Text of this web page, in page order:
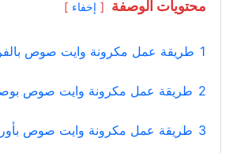
محتويات الوصفة إخفاء
1 طريقة عمل مكرونة وايت صوص
2 طريقة عمل مكرونة وايت صوص
3 طريقة عمل مكرونة وايت صوص